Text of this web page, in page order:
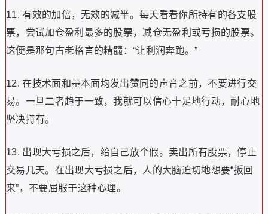
11. 有效的加倍，无效的减半。每天看看你所持有的各支股
票，尝试加仓盈利最多的股票，减仓无盈利或亏损的股票。
这便是那句古老格言的精髓：“让利润奔跑。”
12. 在技术面和基本面均发出赞同的声音之前，不要进行交
易。一旦二者趋于一致，我就可以信心十足地行动，耐心地
坚决持有。
13. 出现大亏损之后，给自己放个假。卖出所有股票，停止
交易几天。在出现大亏损之后，人的大脑迫切地想要“扳回
来”，不要屈服于这种心理。